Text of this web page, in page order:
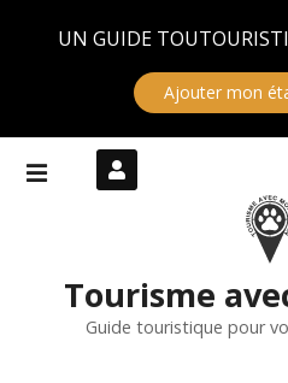
UN GUIDE
Ajouter mon
Tourisme
Guide touristique pour